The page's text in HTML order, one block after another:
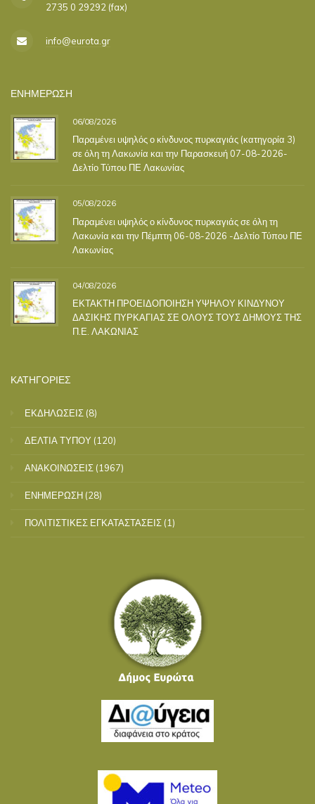
2735 0 29292 (fax)
info@eurota.gr
ΕΝΗΜΕΡΩΣΗ
06/08/2026
Παραμένει υψηλός ο κίνδυνος πυρκαγιάς (κατηγορία 3)
σε όλη τη Λακωνία και την Παρασκευή 07-08-2026-
Δελτίο Τύπου ΠΕ Λακωνίας
05/08/2026
Παραμένει υψηλός ο κίνδυνος πυρκαγιάς σε όλη τη
Λακωνία και την Πέμπτη 06-08-2026 -Δελτίο Τύπου ΠΕ
Λακωνίας
04/08/2026
ΕΚΤΑΚΤΗ ΠΡΟΕΙΔΟΠΟΙΗΣΗ ΥΨΗΛΟΥ ΚΙΝΔΥΝΟΥ
ΔΑΣΙΚΗΣ ΠΥΡΚΑΓΙΑΣ ΣΕ ΟΛΟΥΣ ΤΟΥΣ ΔΗΜΟΥΣ ΤΗΣ
Π.Ε. ΛΑΚΩΝΙΑΣ
ΚΑΤΗΓΟΡΙΕΣ
ΕΚΔΗΛΩΣΕΙΣ (8)
ΔΕΛΤΙΑ ΤΥΠΟΥ (120)
ΑΝΑΚΟΙΝΩΣΕΙΣ (1967)
ΕΝΗΜΕΡΩΣΗ (28)
ΠΟΛΙΤΙΣΤΙΚΕΣ ΕΓΚΑΤΑΣΤΑΣΕΙΣ (1)